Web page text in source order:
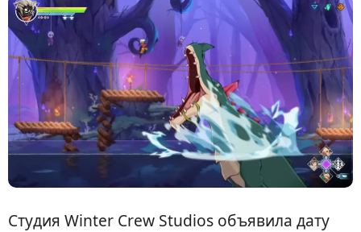
Студия Winter Crew Studios объявила дату